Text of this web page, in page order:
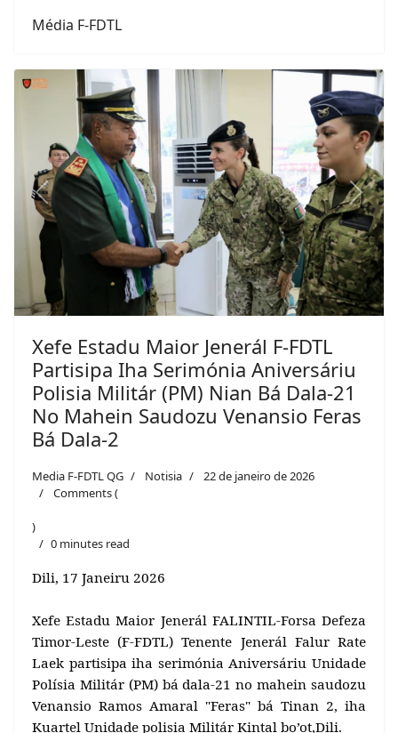
Média F-FDTL
Previous Next
Xefe Estadu Maior Jenerál F-FDTL
Partisipa Iha Serimónia Aniversáriu
Polisia Militár (PM) Nian Bá Dala-21
No Mahein Saudozu Venansio Feras
Bá Dala-2
Media F-FDTL QG Notisia
22 de janeiro de 2026
Comments (
)
0 minutes read
Dili, 17 Janeiru 2026
Xefe Estadu Maior Jenerál FALINTIL-Forsa Defeza
Timor-Leste (F-FDTL) Tenente Jenerál Falur Rate
Laek partisipa iha serimónia Aniversáriu Unidade
Polísia Militár (PM) bá dala-21 no mahein saudozu
Venansio Ramos Amaral "Feras" bá Tinan 2, iha
Kuartel Unidade polisia Militár Kintal bo’ot,Dili.